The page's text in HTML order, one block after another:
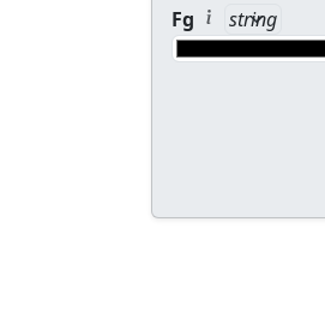
Fg
root[fg]
fg Foreground HEX [color]